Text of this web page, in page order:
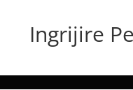
Ingrijire